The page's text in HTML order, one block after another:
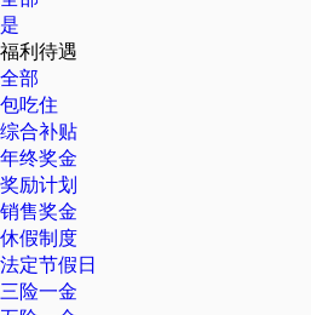
是
福利待遇
全部
包吃住
综合补贴
年终奖金
奖励计划
销售奖金
休假制度
法定节假日
三险一金